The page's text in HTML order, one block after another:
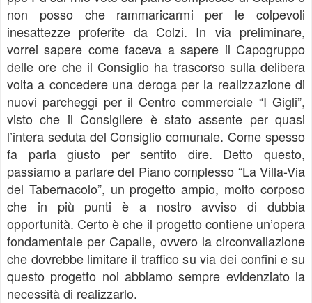
non posso che rammaricarmi per le colpevoli
inesattezze proferite da Colzi. In via preliminare,
vorrei sapere come faceva a sapere il Capogruppo
delle ore che il Consiglio ha trascorso sulla delibera
volta a concedere una deroga per la realizzazione di
nuovi parcheggi per il Centro commerciale “I Gigli”,
visto che il Consigliere è stato assente per quasi
l’intera seduta del Consiglio comunale. Come spesso
fa parla giusto per sentito dire. Detto questo,
passiamo a parlare del Piano complesso “La Villa-Via
del Tabernacolo”, un progetto ampio, molto corposo
che in più punti è a nostro avviso di dubbia
opportunità. Certo è che il progetto contiene un’opera
fondamentale per Capalle, ovvero la circonvallazione
che dovrebbe limitare il traffico su via dei confini e su
questo progetto noi abbiamo sempre evidenziato la
necessità di realizzarlo.